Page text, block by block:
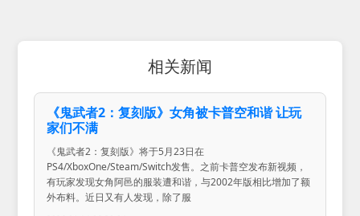
相关新闻
《鬼武者2：复刻版》女角被卡普空和谐 让玩
家们不满
《鬼武者2：复刻版》将于5月23日在
PS4/XboxOne/Steam/Switch发售。之前卡普空发布新视频，
有玩家发现女角阿邑的服装遭和谐，与2002年版相比增加了额
外布料。近日又有人发现，除了服